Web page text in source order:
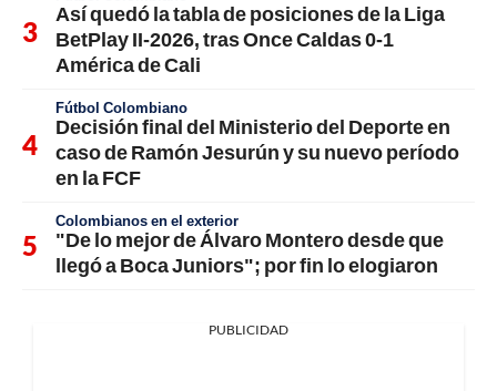
Así quedó la tabla de posiciones de la Liga
BetPlay II-2026, tras Once Caldas 0-1
América de Cali
Fútbol Colombiano
Decisión final del Ministerio del Deporte en
caso de Ramón Jesurún y su nuevo período
en la FCF
Colombianos en el exterior
"De lo mejor de Álvaro Montero desde que
llegó a Boca Juniors"; por fin lo elogiaron
PUBLICIDAD